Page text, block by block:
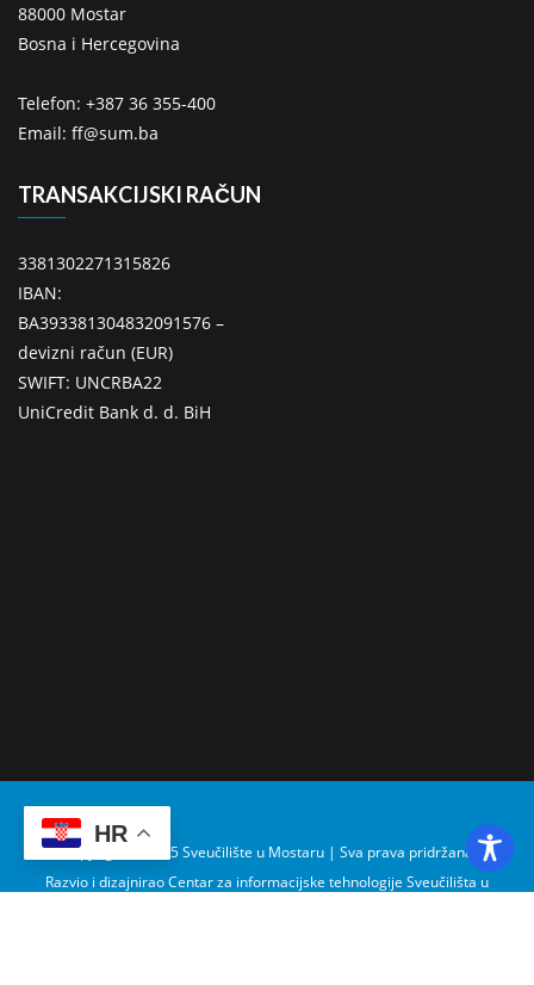
88000 Mostar
Bosna i Hercegovina
Telefon: +387 36 355-400
Email: ff@sum.ba
TRANSAKCIJSKI RAČUN
3381302271315826
IBAN:
BA393381304832091576 –
devizni račun (EUR)
SWIFT: UNCRBA22
UniCredit Bank d. d. BiH
Copyright © 2025 Sveučilište u Mostaru | Sva prava pridržana
Razvio i dizajnirao Centar za informacijske tehnologije Sveučilišta u
HR